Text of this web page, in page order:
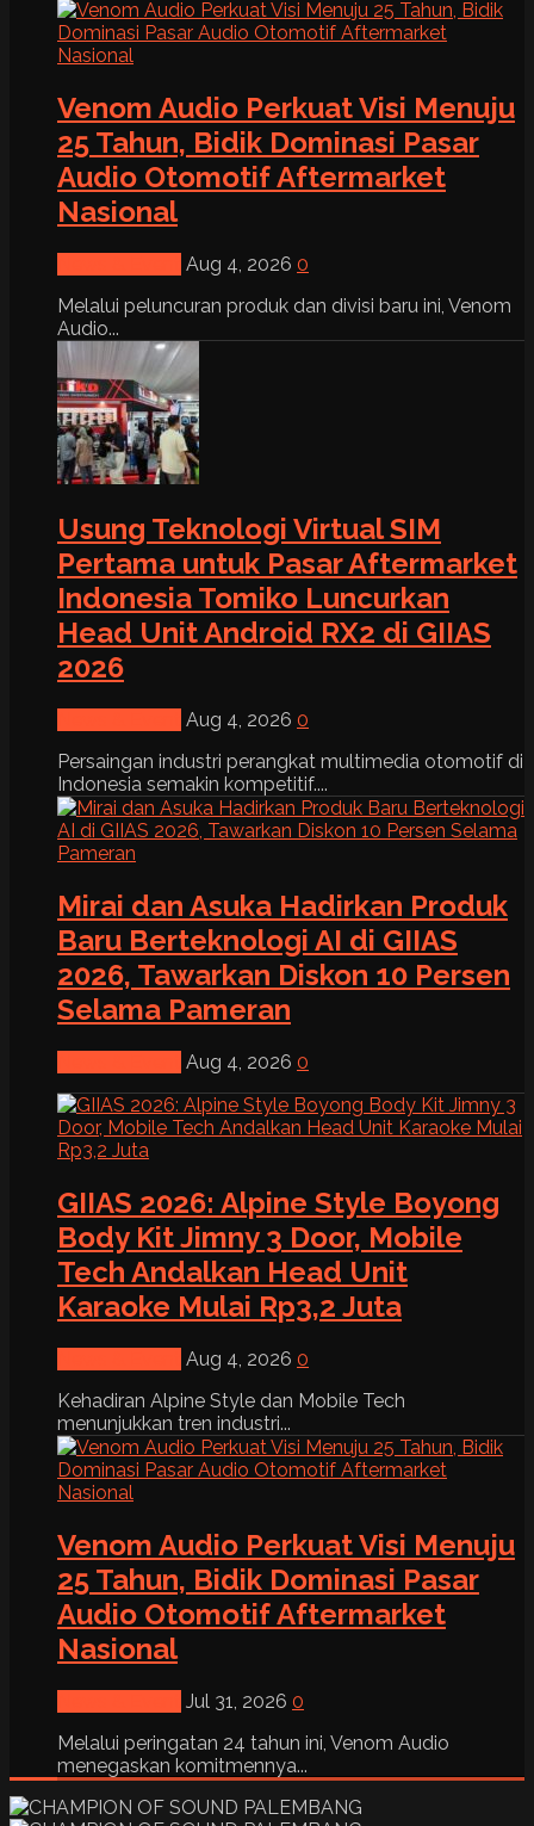
Venom Audio Perkuat Visi Menuju
25 Tahun, Bidik Dominasi Pasar
Audio Otomotif Aftermarket
Nasional
Aug 4, 2026 0
Melalui peluncuran produk dan divisi baru ini, Venom
Audio...
Usung Teknologi Virtual SIM
Pertama untuk Pasar Aftermarket
Indonesia Tomiko Luncurkan
Head Unit Android RX2 di GIIAS
2026
Aug 4, 2026 0
Persaingan industri perangkat multimedia otomotif di
Indonesia semakin kompetitif....
Mirai dan Asuka Hadirkan Produk
Baru Berteknologi AI di GIIAS
2026, Tawarkan Diskon 10 Persen
Selama Pameran
Aug 4, 2026 0
GIIAS 2026: Alpine Style Boyong
Body Kit Jimny 3 Door, Mobile
Tech Andalkan Head Unit
Karaoke Mulai Rp3,2 Juta
Aug 4, 2026 0
Kehadiran Alpine Style dan Mobile Tech
menunjukkan tren industri...
Venom Audio Perkuat Visi Menuju
25 Tahun, Bidik Dominasi Pasar
Audio Otomotif Aftermarket
Nasional
Jul 31, 2026 0
Melalui peringatan 24 tahun ini, Venom Audio
menegaskan komitmennya...